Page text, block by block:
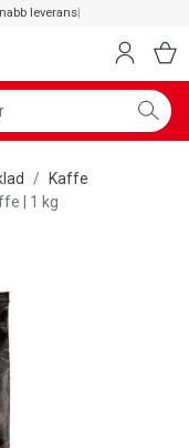
leverans|
Kaffe
| 1 kg